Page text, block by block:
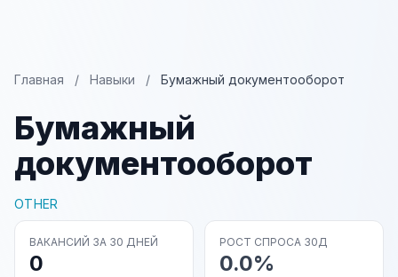
Главная / Навыки / Бумажный документооборот
Бумажный
документооборот
OTHER
ВАКАНСИЙ ЗА 30 ДНЕЙ
0
РОСТ СПРОСА 30Д
0.0%